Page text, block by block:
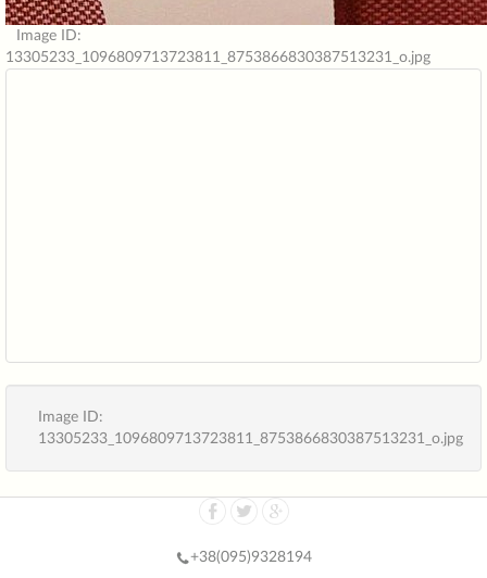
Image ID:
13305233_1096809713723811_8753866830387513231_o.jpg
Image ID:
13305233_1096809713723811_8753866830387513231_o.jpg
+38(095)9328194